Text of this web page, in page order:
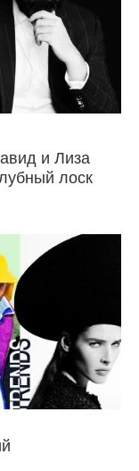
и Лиза
лоск